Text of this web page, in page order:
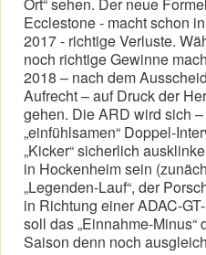
Ort“ sehen. Der neue
Ecclestone - macht schon
2017 - richtige Verluste.
noch richtige Gewinne
2018 – nach dem
Aufrecht – auf Druck der
gehen. Die ARD wird sich
„einfühlsamen“ Doppel-
„Kicker“ sicherlich
in Hockenheim sein
„Legenden-Lauf“, der
in Richtung einer ADAC-
soll das „Einnahme-
Saison denn noch